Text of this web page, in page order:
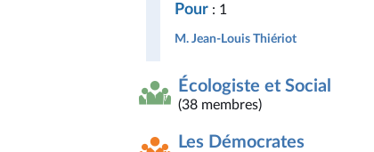
Pour : 1
M. Jean-Louis Thiériot
Écologiste et Social
(38 membres)
Les Démocrates